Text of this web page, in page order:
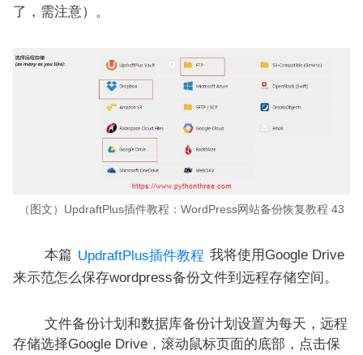
了，需注意）。
（图文）UpdraftPlus插件教程：WordPress网站备份恢复教程 43
本篇 UpdraftPlus插件教程 我将使用Google Drive
来示范怎么保存wordpress备份文件到远程存储空间。
文件备份计划和数据库备份计划设置为每天，远程
存储选择Google Drive，滚动鼠标页面的底部，点击保